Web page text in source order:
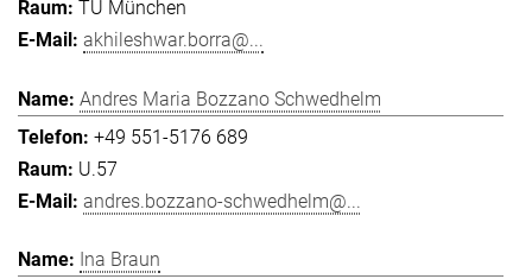
TU München
akhileshwar.borra@...
Andres Maria Bozzano Schwedhelm
+49 551-5176 689
U.57
andres.bozzano-schwedhelm@...
Ina Braun